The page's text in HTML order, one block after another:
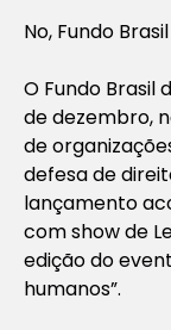
No, Fundo Brasil
O Fundo Brasil
de dezembro,
de
defesa de
lançamento
com show de
edição do
humanos”.